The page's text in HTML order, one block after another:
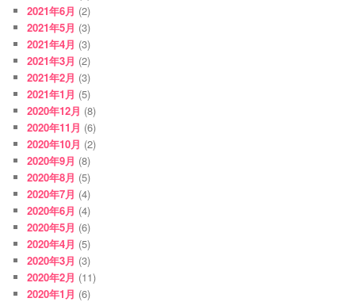
2021年6月 (2)
2021年5月 (3)
2021年4月 (3)
2021年3月 (2)
2021年2月 (3)
2021年1月 (5)
2020年12月 (8)
2020年11月 (6)
2020年10月 (2)
2020年9月 (8)
2020年8月 (5)
2020年7月 (4)
2020年6月 (4)
2020年5月 (6)
2020年4月 (5)
2020年3月 (3)
2020年2月 (11)
2020年1月 (6)